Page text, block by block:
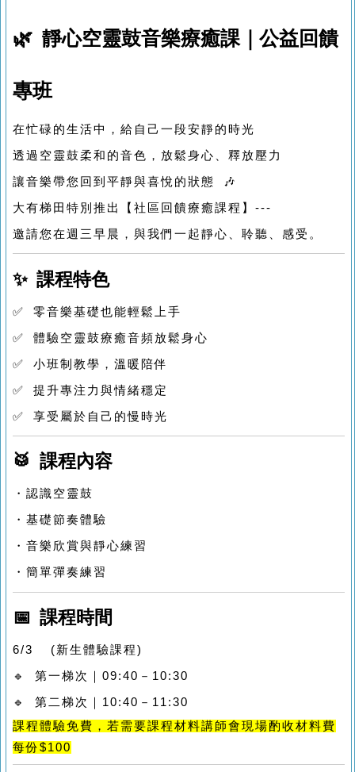
🌿 靜心空靈鼓音樂療癒課｜公益回饋
專班
在忙碌的生活中，給自己一段安靜的時光
透過空靈鼓柔和的音色，放鬆身心、釋放壓力
讓音樂帶您回到平靜與喜悅的狀態 🎶
大有梯田特別推出【社區回饋療癒課程】---
邀請您在週三早晨，與我們一起靜心、聆聽、感受。
✨ 課程特色
✅ 零音樂基礎也能輕鬆上手
✅ 體驗空靈鼓療癒音頻放鬆身心
✅ 小班制教學，溫暖陪伴
✅ 提升專注力與情緒穩定
✅ 享受屬於自己的慢時光
🥁 課程內容
・認識空靈鼓
・基礎節奏體驗
・音樂欣賞與靜心練習
・簡單彈奏練習
📅 課程時間
6/3 (新生體驗課程)
🔹 第一梯次｜09:40－10:30
🔹 第二梯次｜10:40－11:30
課程體驗免費，若需要課程材料講師會現場酌收材料費
每份$100